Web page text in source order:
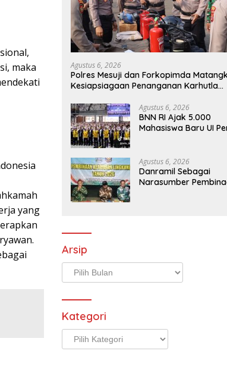
maka
yang
Agustus 6, 2026
Polres Mesuji dan Forkopimda
Kesiapsiagaan Penanganan Karhutla
Agustus 6, 2026
BNN RI Ajak 5.000
Mahasiswa Baru UI
Agustus 6, 2026
Danramil Sebagai
Narasumber
Arsip
Arsip
Kategori
Kategori